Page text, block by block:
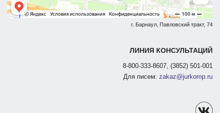
г. Барнаул, Павловский тракт, 74
ЛИНИЯ КОНСУЛЬТАЦИЙ
8-800-333-8607, (3852) 501-001
Для писем: zakaz@jurkomp.ru